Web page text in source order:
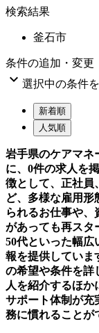
検索結果
釜石市
条件の追加・変更
 選択中の条件
新着順
人気順
岩手県のケアマネ
に、0件の求人を
徴として、正社員
ど、多様な雇用形
られるお仕事や、
があっても再スタ
50代といった幅広
報を提供していま
の希望や条件を詳
人を紹介するほ
サポート体制が充
務に慣れることが